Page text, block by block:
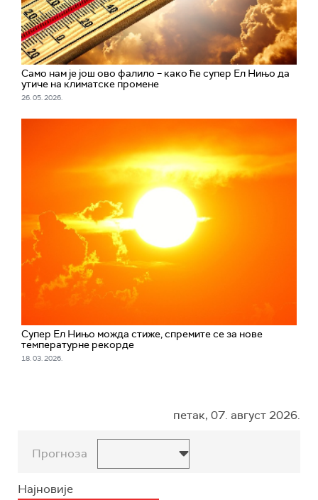
Само нам је још ово фалило – како ће супер Ел Нињо да
утиче на климатске промене
26. 05. 2026.
Супер Ел Нињо можда стиже, спремите се за нове
температурне рекорде
18. 03. 2026.
петак, 07. август 2026.
Прогноза
Најновије